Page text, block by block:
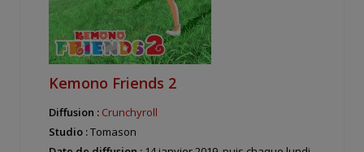
Kemono Friends 2
Diffusion : Crunchyroll
Studio :Tomason